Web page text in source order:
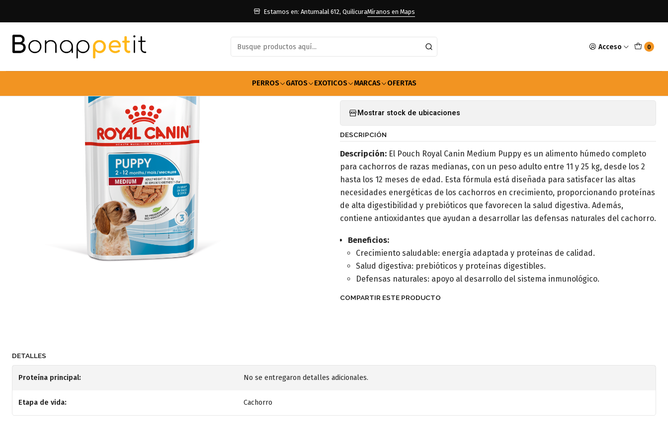
Acceso 0
PERROS GATOS EXOTICOS MARCAS OFERTAS
Estamos en: Antumalal 612, QuilicuraMíranos en Maps
Snack Para Perros Snack Húmedo Pouch Royal Medium Puppy
Pouch Royal Medium Puppy
Agregar a la lista de favoritos
Mostrar stock de ubicaciones
DESCRIPCIÓN
Descripción: El Pouch Royal Canin Medium Puppy es un alimento húmedo completo
para cachorros de razas medianas, con un peso adulto entre 11 y 25 kg, desde los 2
hasta los 12 meses de edad. Esta fórmula está diseñada para satisfacer las altas
necesidades energéticas de los cachorros en crecimiento, proporcionando proteínas
de alta digestibilidad y prebióticos que favorecen la salud digestiva. Además,
contiene antioxidantes que ayudan a desarrollar las defensas naturales del cachorro.
Beneficios:
Crecimiento saludable: energía adaptada y proteínas de calidad.
Salud digestiva: prebióticos y proteínas digestibles.
Defensas naturales: apoyo al desarrollo del sistema inmunológico.
COMPARTIR ESTE PRODUCTO
DETALLES
Proteína principal: No se entregaron detalles adicionales.
Etapa de vida: Cachorro